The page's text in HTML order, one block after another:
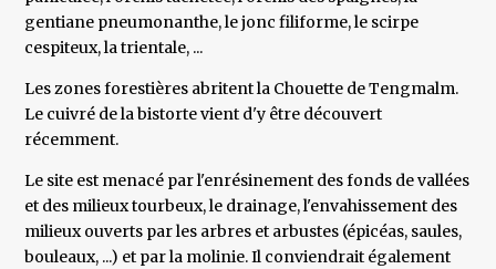
gentiane pneumonanthe, le jonc filiforme, le scirpe
cespiteux, la trientale, ...
Les zones forestières abritent la Chouette de Tengmalm.
Le cuivré de la bistorte vient d'y être découvert
récemment.
Le site est menacé par l'enrésinement des fonds de vallées
et des milieux tourbeux, le drainage, l'envahissement des
milieux ouverts par les arbres et arbustes (épicéas, saules,
bouleaux, ...) et par la molinie. Il conviendrait également